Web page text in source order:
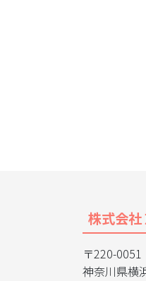
株式会社
〒220-0051
神奈川県横